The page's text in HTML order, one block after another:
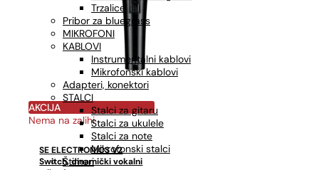
Trzalice
Pribor za bluegrass
MIKROFONI
KABLOVI
Instrumentalni kablovi
Mikrofonski kablovi
Adapteri, konektori
STALCI
Stalci za gitaru
Stalci za ukulele
Stalci za note
Mikrofonski stalci
Štimeri
AKCIJA
Nema na zalihi
SE ELECTRONICS V2
Switch, dinamički vokalni